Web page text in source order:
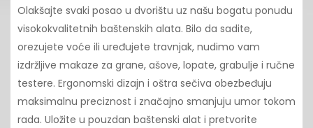
Olakšajte svaki posao u dvorištu uz našu bogatu ponudu
visokokvalitetnih baštenskih alata. Bilo da sadite,
orezujete voće ili uređujete travnjak, nudimo vam
izdržljive makaze za grane, ašove, lopate, grabulje i ručne
testere. Ergonomski dizajn i oštra sečiva obezbeđuju
maksimalnu preciznost i značajno smanjuju umor tokom
rada. Uložite u pouzdan baštenski alat i pretvorite